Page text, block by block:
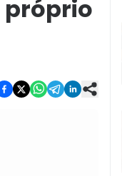
próprio